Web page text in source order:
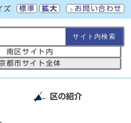
ズ 標準 拡大 お問い合わせ
南区サイト内
都市サイト全体
区の紹介